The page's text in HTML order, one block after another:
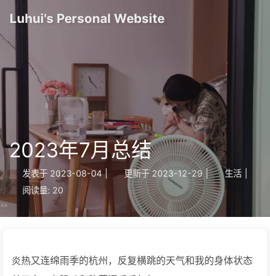
Luhui's Personal Website
2023年7月总结
发表于 2023-08-04 | 更新于 2023-12-29 | 生活
阅读量: 20
炎热又连绵雨季的杭州，反复横跳的天气和我的身体状态